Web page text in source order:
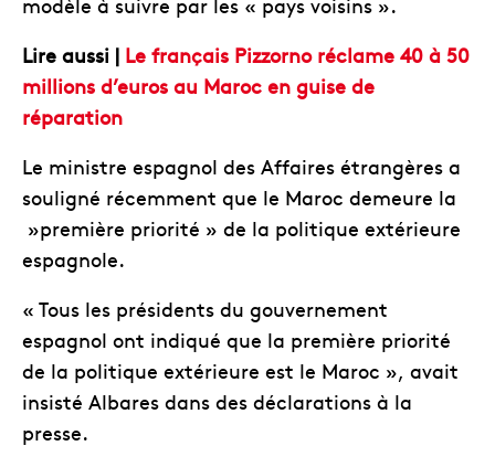
Lire aussi | Le français Pizzorno réclame 40 à 50
millions d’euros au Maroc en guise de
réparation
Le ministre espagnol des Affaires étrangères a
souligné récemment que le Maroc demeure la
»première priorité » de la politique extérieure
espagnole.
« Tous les présidents du gouvernement
espagnol ont indiqué que la première priorité
de la politique extérieure est le Maroc », avait
insisté Albares dans des déclarations à la
presse.